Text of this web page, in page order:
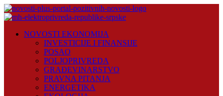
Skip
to
Plus
NOVOSTI EKONOMIJA
INVESTICIJE I FINANSIJE
POSAO
POLJOPRIVREDA
GRAĐEVINARSTVO
PRAVNA PITANJA
ENERGETIKA